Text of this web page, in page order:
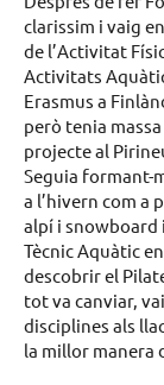
clarissim i vaig
de l’Activitat
Activitats
Erasmus a
però tenia
projecte al
Seguia formant-
a l’hivern com a
alpí i snowboard
Tècnic Aquàtic
descobrir el
tot va canviar,
disciplines als
la millor manera